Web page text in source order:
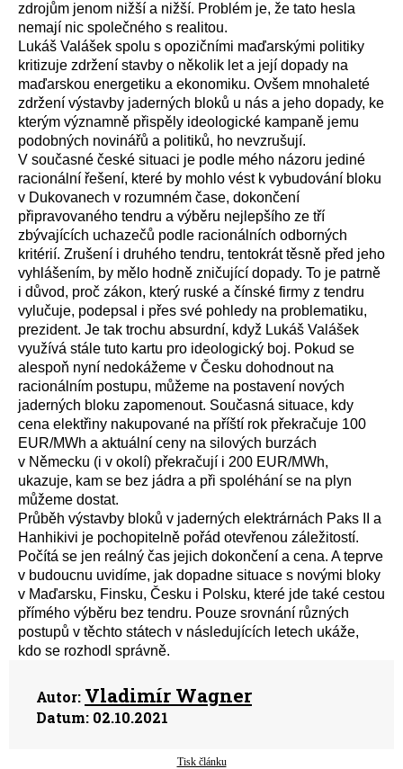
zdrojům jenom nižší a nižší. Problém je, že tato hesla
nemají nic společného s realitou.
Lukáš Valášek spolu s opozičními maďarskými politiky
kritizuje zdržení stavby o několik let a její dopady na
maďarskou energetiku a ekonomiku. Ovšem mnohaleté
zdržení výstavby jaderných bloků u nás a jeho dopady, ke
kterým významně přispěly ideologické kampaně jemu
podobných novinářů a politiků, ho nevzrušují.
V současné české situaci je podle mého názoru jediné
racionální řešení, které by mohlo vést k vybudování bloku
v Dukovanech v rozumném čase, dokončení
připravovaného tendru a výběru nejlepšího ze tří
zbývajících uchazečů podle racionálních odborných
kritérií. Zrušení i druhého tendru, tentokrát těsně před jeho
vyhlášením, by mělo hodně zničující dopady. To je patrně
i důvod, proč zákon, který ruské a čínské firmy z tendru
vylučuje, podepsal i přes své pohledy na problematiku,
prezident. Je tak trochu absurdní, když Lukáš Valášek
využívá stále tuto kartu pro ideologický boj. Pokud se
alespoň nyní nedokážeme v Česku dohodnout na
racionálním postupu, můžeme na postavení nových
jaderných bloku zapomenout. Současná situace, kdy
cena elektřiny nakupované na příští rok překračuje 100
EUR/MWh a aktuální ceny na silových burzách
v Německu (i v okolí) překračují i 200 EUR/MWh,
ukazuje, kam se bez jádra a při spoléhání se na plyn
můžeme dostat.
Průběh výstavby bloků v jaderných elektrárnách Paks II a
Hanhikivi je pochopitelně pořád otevřenou záležitostí.
Počítá se jen reálný čas jejich dokončení a cena. A teprve
v budoucnu uvidíme, jak dopadne situace s novými bloky
v Maďarsku, Finsku, Česku i Polsku, které jde také cestou
přímého výběru bez tendru. Pouze srovnání různých
postupů v těchto státech v následujících letech ukáže,
kdo se rozhodl správně.
Autor: Vladimír Wagner
Datum: 02.10.2021
Tisk článku